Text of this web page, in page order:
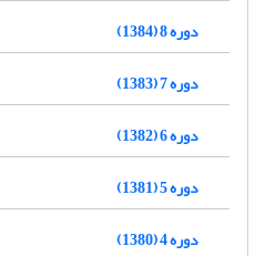
دوره 8 (1384)
دوره 7 (1383)
دوره 6 (1382)
دوره 5 (1381)
دوره 4 (1380)